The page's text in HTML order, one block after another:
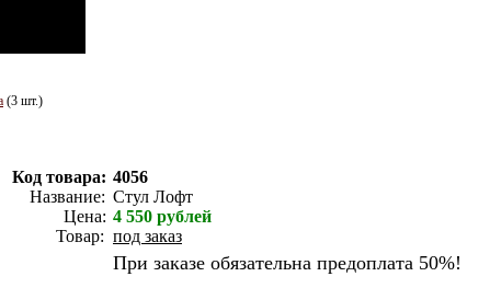
(3 шт.)
Код товара: 4056
Название: Стул Лофт
Цена: 4 550 рублей
Товар: под заказ
При заказе обязательна предоплата 50%!